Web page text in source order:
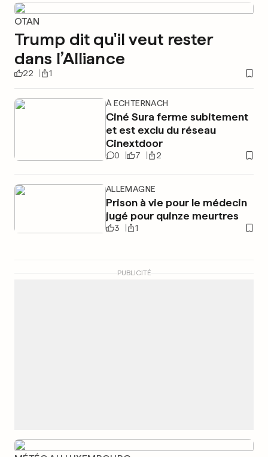
OTAN
Trump dit qu'il veut rester
dans l’Alliance
22 1
À ECHTERNACH
Ciné Sura ferme subitement
et est exclu du réseau
Cinextdoor
0 7 2
ALLEMAGNE
Prison à vie pour le médecin
jugé pour quinze meurtres
3 1
PUBLICITÉ